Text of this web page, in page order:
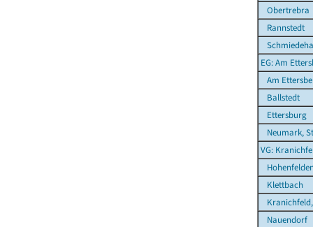
Obertrebra
Rannstedt
EG: Am
Am
Ballstedt
Ettersburg
Neumark,
VG:
Klettbach
Nauendorf